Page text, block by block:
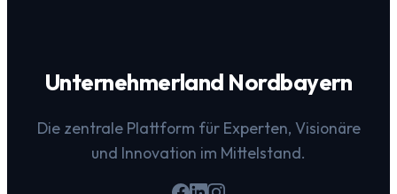
Unternehmerland Nordbayern
Die zentrale Plattform für Experten, Visionäre
und Innovation im Mittelstand.